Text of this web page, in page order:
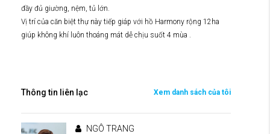
đầy đủ giường, nệm, tủ lớn.
Vị trí của căn biệt thự này tiếp giáp với hồ Harmony rộng 12ha
giúp không khí luôn thoáng mát dễ chịu suốt 4 mùa .
Thông tin liên lạc Xem danh sách của tôi
NGÔ TRANG